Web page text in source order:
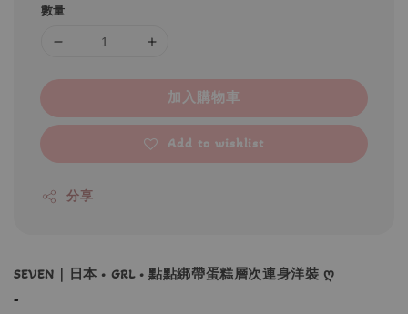
數量
加入購物車
Add to wishlist
分享
SEVEN｜日本 • GRL • 點點綁帶蛋糕層次連身洋裝 ღ
-